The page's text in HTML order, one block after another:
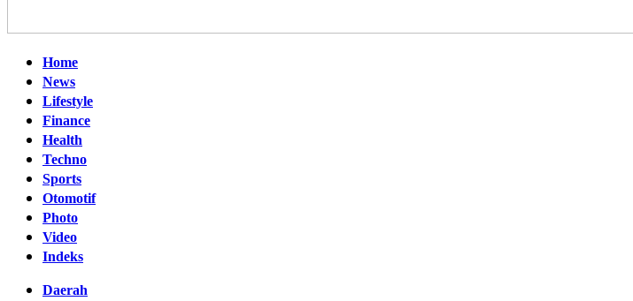
Home
News
Lifestyle
Finance
Health
Techno
Sports
Otomotif
Photo
Video
Indeks
Daerah